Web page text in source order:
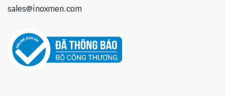
sales@inoxmen.com